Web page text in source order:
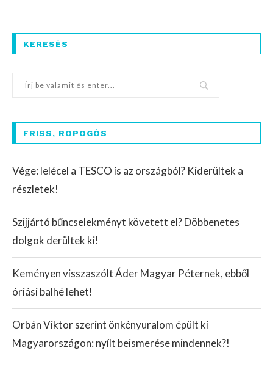
KERESÉS
FRISS, ROPOGÓS
Vége: lelécel a TESCO is az országból? Kiderültek a
részletek!
Szijjártó bűncselekményt követett el? Döbbenetes
dolgok derültek ki!
Keményen visszaszólt Áder Magyar Péternek, ebből
óriási balhé lehet!
Orbán Viktor szerint önkényuralom épült ki
Magyarországon: nyílt beismerése mindennek?!